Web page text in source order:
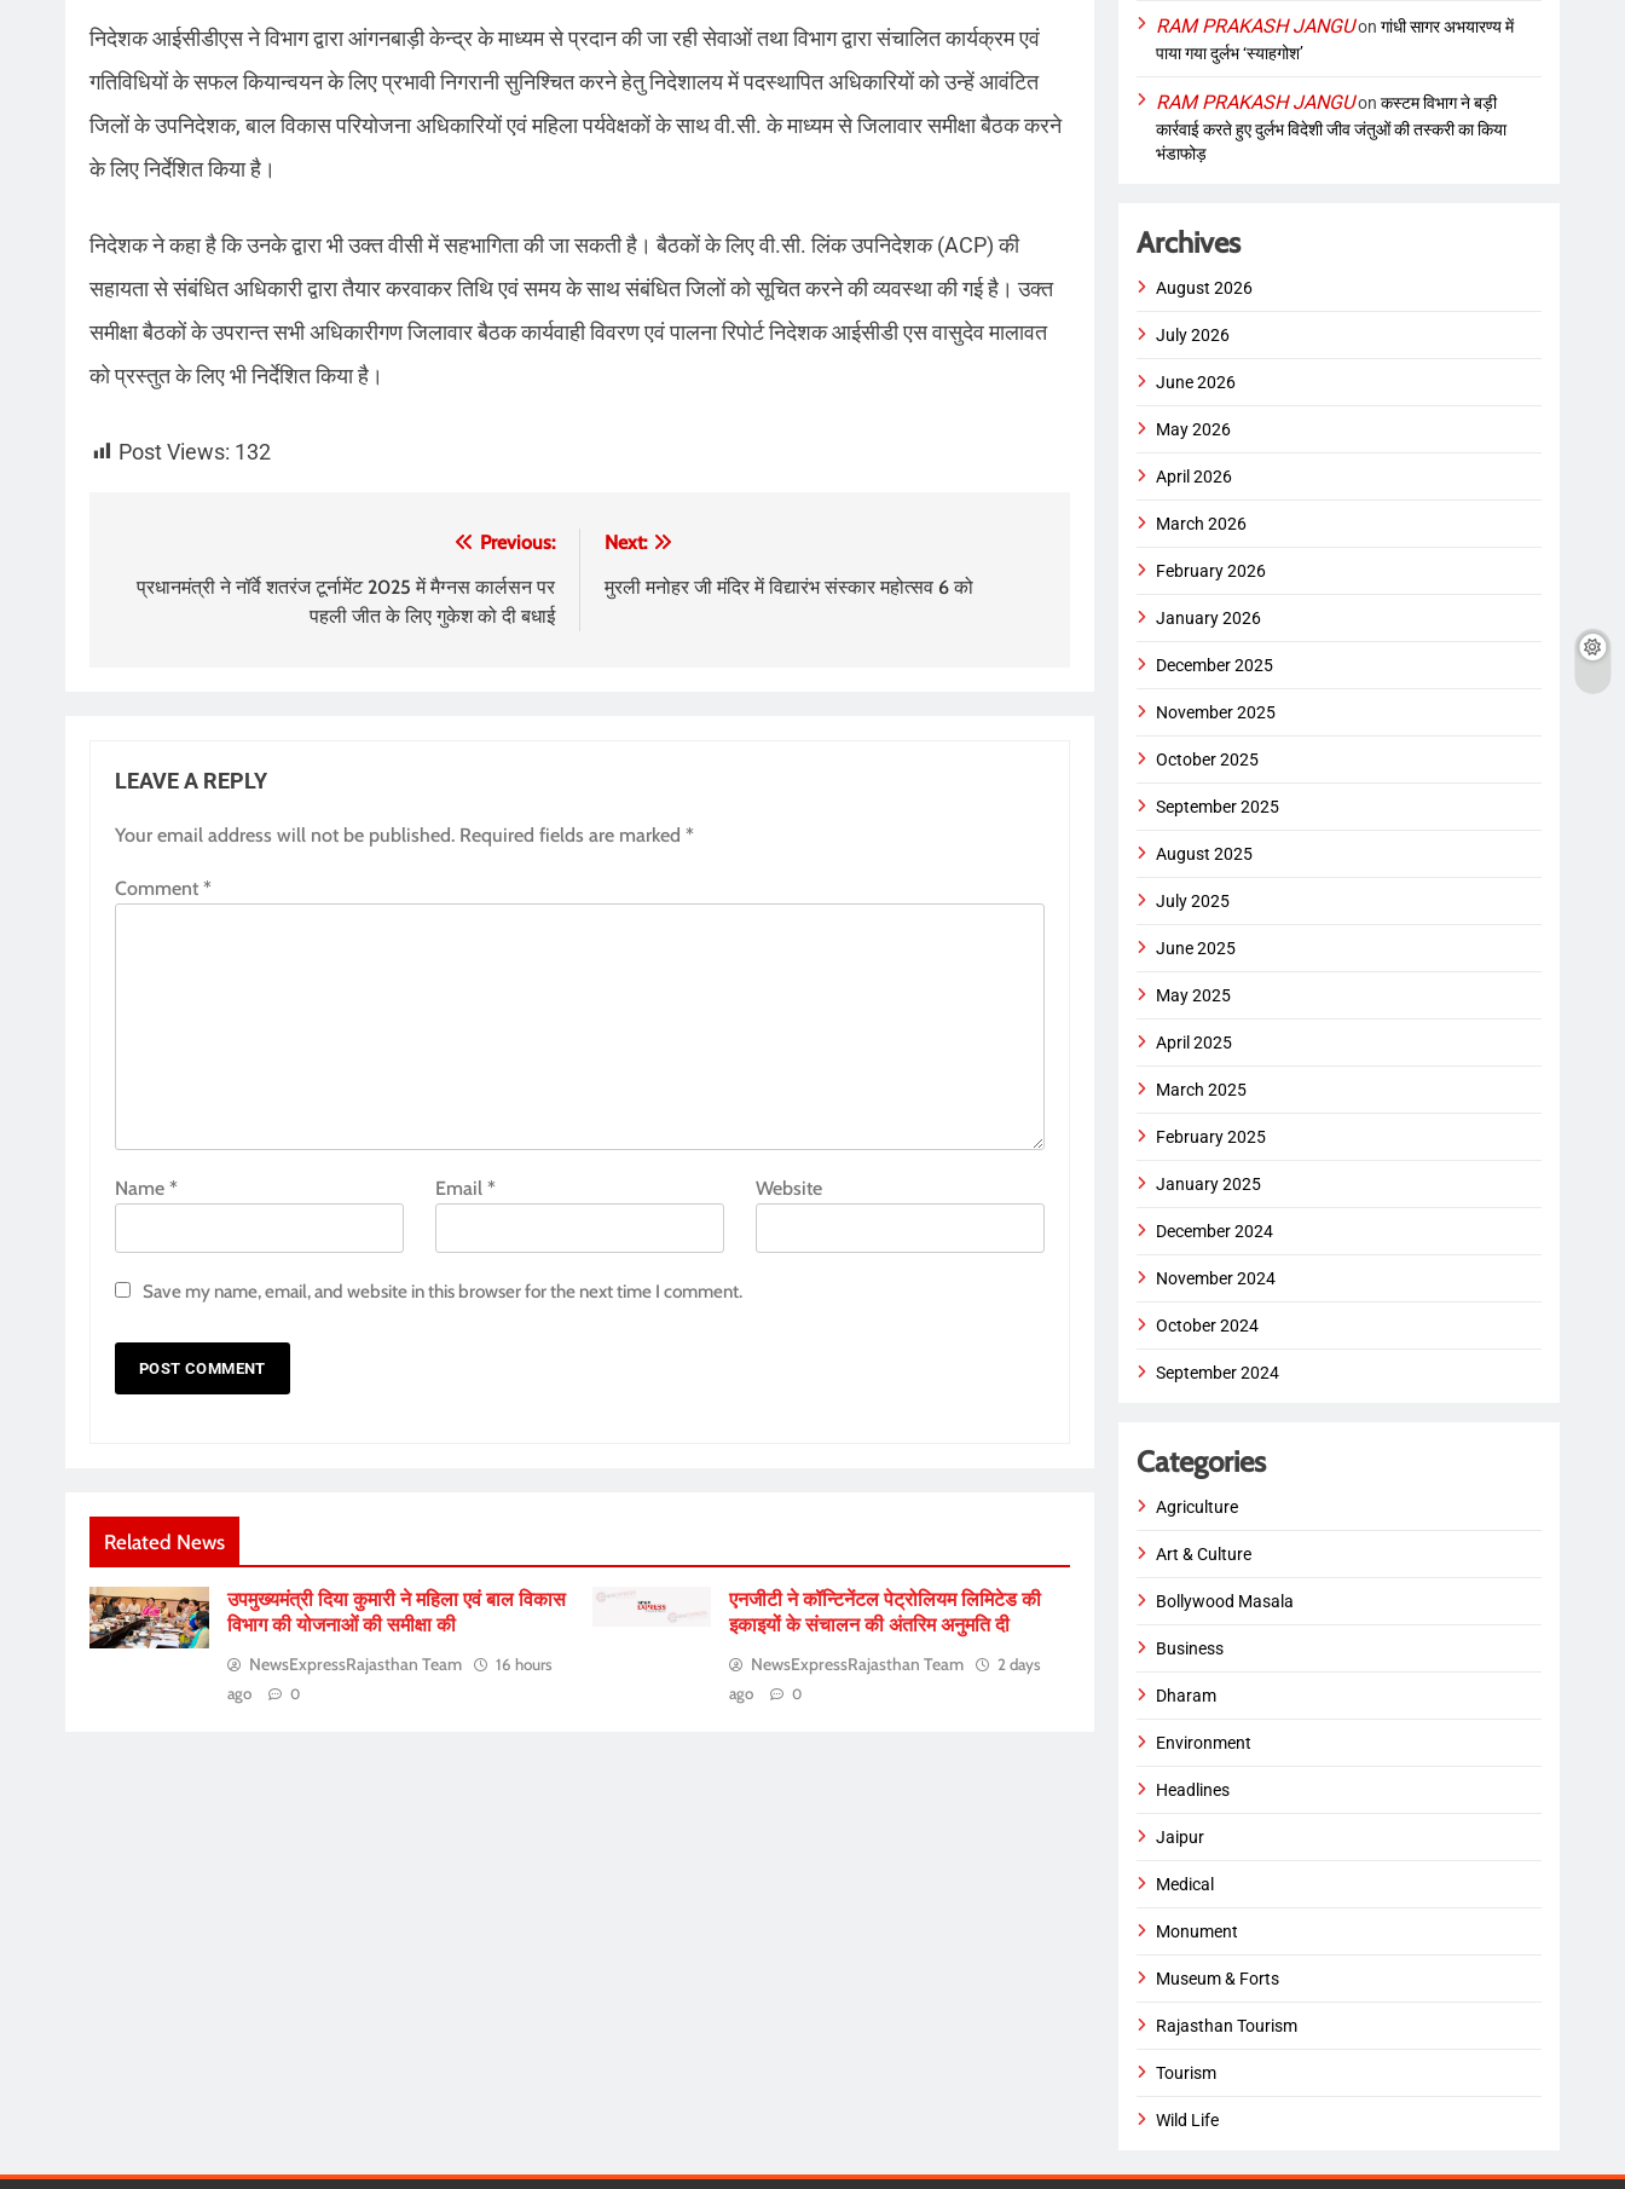
निदेशक आईसीडीएस ने विभाग द्वारा आंगनबाड़ी केन्द्र के माध्यम से प्रदान की जा रही सेवाओं तथा विभाग द्वारा संचालित कार्यक्रम एवं
गतिविधियों के सफल कियान्वयन के लिए प्रभावी निगरानी सुनिश्चित करने हेतु निदेशालय में पदस्थापित अधिकारियों को उन्हें आवंटित
जिलों के उपनिदेशक, बाल विकास परियोजना अधिकारियों एवं महिला पर्यवेक्षकों के साथ वी.सी. के माध्यम से जिलावार समीक्षा बैठक करने
के लिए निर्देशित किया है।
निदेशक ने कहा है कि उनके द्वारा भी उक्त वीसी में सहभागिता की जा सकती है। बैठकों के लिए वी.सी. लिंक उपनिदेशक (ACP) की
सहायता से संबंधित अधिकारी द्वारा तैयार करवाकर तिथि एवं समय के साथ संबंधित जिलों को सूचित करने की व्यवस्था की गई है। उक्त
समीक्षा बैठकों के उपरान्त सभी अधिकारीगण जिलावार बैठक कार्यवाही विवरण एवं पालना रिपोर्ट निदेशक आईसीडी एस वासुदेव मालावत
को प्रस्तुत के लिए भी निर्देशित किया है।
Post Views: 132
navigation
Previous:
प्रधानमंत्री ने नॉर्वे शतरंज टूर्नामेंट 2025 में मैग्नस कार्लसन पर
पहली जीत के लिए गुकेश को दी बधाई
Next:
मुरली मनोहर जी मंदिर में विद्यारंभ संस्कार महोत्सव 6 को
LEAVE A REPLY
Your email address will not be published. Required fields are marked *
Comment *
Name * Email* Website
Save my name, email, and website in this browser for the next time I comment.
Related News
उपमुख्यमंत्री दिया कुमारी ने महिला एवं बाल विकास
विभाग की योजनाओं की समीक्षा की
NewsExpressRajasthan Team
16 hours
ago
0
एनजीटी ने कॉन्टिनेंटल पेट्रोलियम लिमिटेड की
इकाइयों के संचालन की अंतरिम अनुमति दी
NewsExpressRajasthan Team
2 days
ago
0
RAM PRAKASH JANGUonगांधी सागर अभयारण्य में
पाया गया दुर्लभ ‘स्याहगोश’
RAM PRAKASH JANGUonकस्टम विभाग ने बड़ी
कार्रवाई करते हुए दुर्लभ विदेशी जीव जंतुओं की तस्करी का किया
भंडाफोड़
Archives
August 2026
July 2026
June 2026
May 2026
April 2026
March 2026
February 2026
January 2026
December 2025
November 2025
October 2025
September 2025
August 2025
July 2025
June 2025
May 2025
April 2025
March 2025
February 2025
January 2025
December 2024
November 2024
October 2024
September 2024
Categories
Agriculture
Art & Culture
Bollywood Masala
Business
Dharam
Environment
Headlines
Jaipur
Medical
Monument
Museum & Forts
Rajasthan Tourism
Tourism
Wild Life